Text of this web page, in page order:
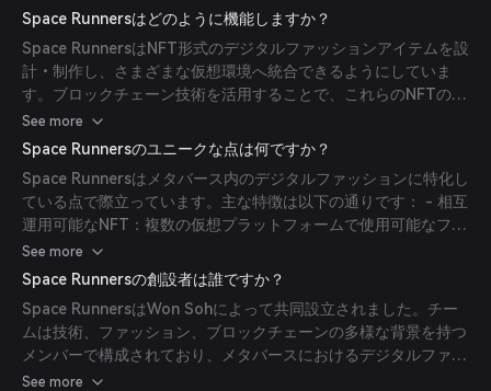
ム間で相互運用可能に設計されており、ユーザーはファッション
を通じてデジタルアイデンティティを表現できます。同社の使命
は、コミュニティ、ブランド、有名人を結びつけるブロックチェ
ーン上の最初のエンドツーエンドファッションエコシステムを構
築することです。
Space Runnersはどのように機能しますか？
Space RunnersはNFT形式のデジタルファッションアイテムを設
計・制作し、さまざまな仮想環境へ統合できるようにしていま
す。ブロックチェーン技術を活用することで、これらのNFTの真
正性と所有権を保証します。ユーザーはメタバース内でこれらの
デジタルアイテムを着用したり、ゲーム内で使用したり、ソーシ
ャルメディアプラットフォームで披露したりして、デジタルプレ
ゼンスと自己表現を高めることができます。
See more
Space Runnersのユニークな点は何ですか？
Space Runnersはメタバース内のデジタルファッションに特化し
ている点で際立っています。主な特徴は以下の通りです： - 相互
運用可能なNFT：複数の仮想プラットフォームで使用可能なファ
ッションアイテム。 - 有名人とのコラボレーション：NBAチャン
ピオンのカイル・クズマやニック・ヤングなど著名人との提携。
- Wear2Earnエコノミー：メタバースでファッションを披露する
ことで報酬が得られる革新的なモデル。 - 拡張現実（AR）統
合：ARやソーシャルメディアフィルターを使ってデジタルファ
ッションアイテムを試着可能。
See more
Space Runnersの創設者は誰ですか？
Space RunnersはWon Sohによって共同設立されました。チー
ムは技術、ファッション、ブロックチェーンの多様な背景を持つ
メンバーで構成されており、メタバースにおけるデジタルファッ
ションの革新を目指しています。
See more